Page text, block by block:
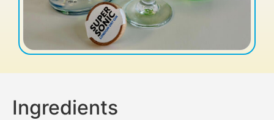
Ingredients